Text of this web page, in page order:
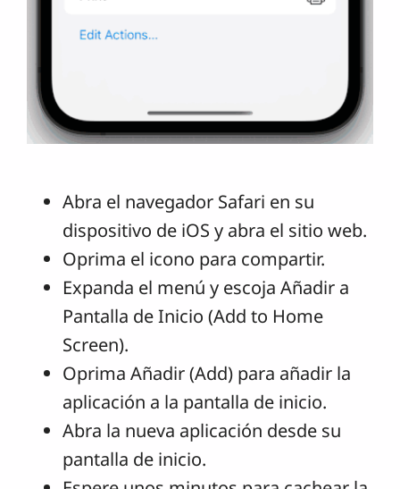
Abra el navegador Safari en su
dispositivo de iOS y abra el sitio web.
Oprima el icono para compartir.
Expanda el menú y escoja Añadir a
Pantalla de Inicio (Add to Home
Screen).
Oprima Añadir (Add) para añadir la
aplicación a la pantalla de inicio.
Abra la nueva aplicación desde su
pantalla de inicio.